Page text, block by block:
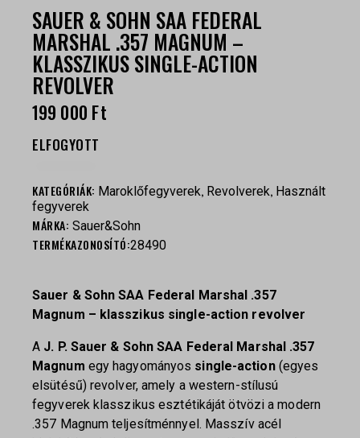
SAUER & SOHN SAA FEDERAL
MARSHAL .357 MAGNUM –
KLASSZIKUS SINGLE-ACTION
REVOLVER
199 000 Ft
ELFOGYOTT
KATEGÓRIÁK: Maroklőfegyverek, Revolverek, Használt
fegyverek
MÁRKA: Sauer&Sohn
TERMÉKAZONOSÍTÓ:28490
Sauer & Sohn SAA Federal Marshal .357
Magnum – klasszikus single-action revolver
A J. P. Sauer & Sohn SAA Federal Marshal .357
Magnum egy hagyományos single-action(egyes
elsütésű) revolver, amely a western-stílusú
fegyverek klasszikus esztétikáját ötvözi a modern
.357 Magnum teljesítménnyel. Masszív acél